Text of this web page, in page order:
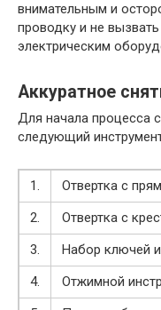
внимательным и
проводку и не
электрическим
Аккуратное
Для начала процесса
следующий
1.
Отвертка с
2.
Отвертка с
3.
Набор ключей
4.
Отжимной